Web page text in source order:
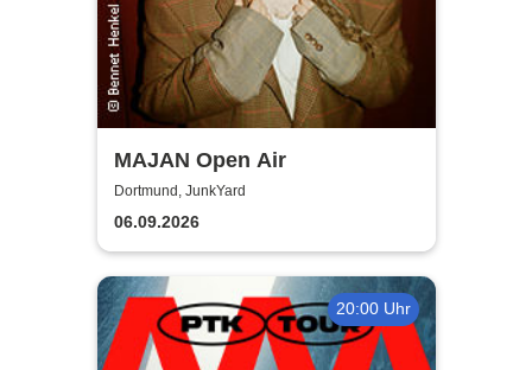
MAJAN Open Air
Dortmund, JunkYard
06.09.2026
20:00 Uhr